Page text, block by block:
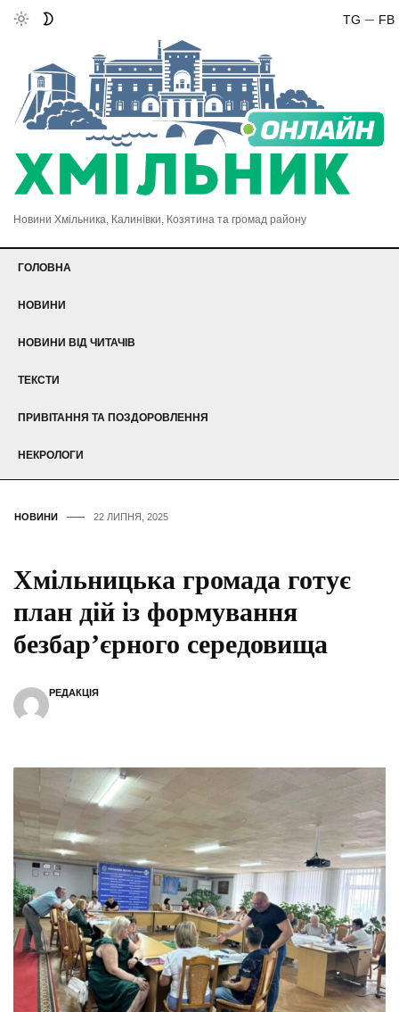
FB
TG
Новини Хмільника, Калинівки, Козятина та громад району
ГОЛОВНА
НОВИНИ
НОВИНИ ВІД ЧИТАЧІВ
ТЕКСТИ
ПРИВІТАННЯ ТА ПОЗДОРОВЛЕННЯ
НЕКРОЛОГИ
НОВИНИ 22 ЛИПНЯ, 2025
Хмільницька громада готує
план дій із формування
безбар’єрного середовища
РЕДАКЦІЯ